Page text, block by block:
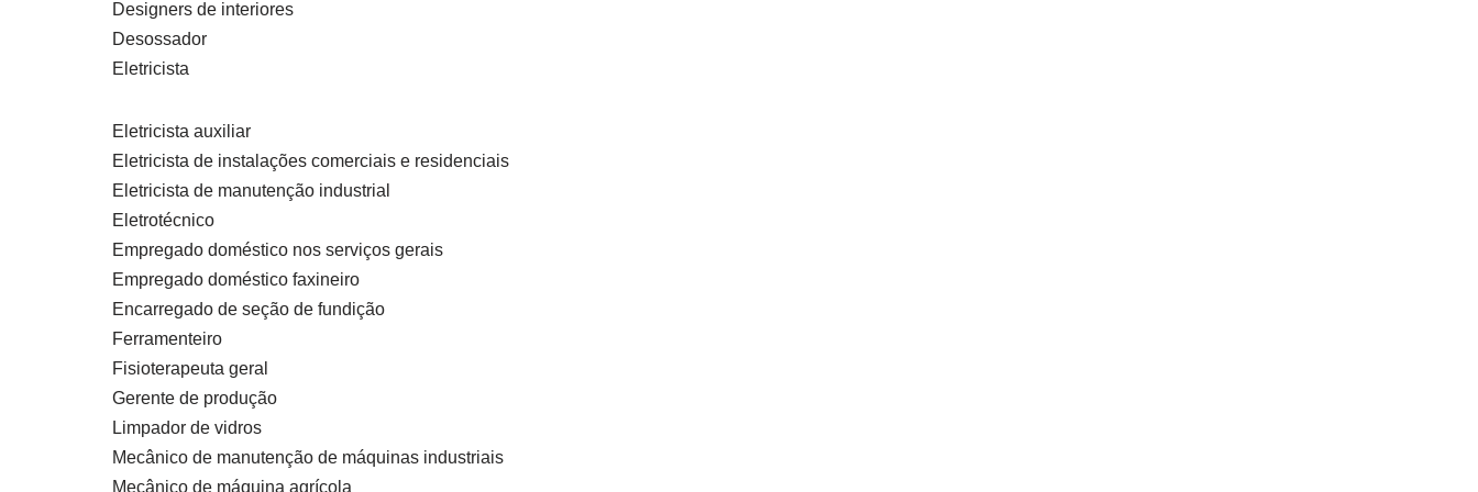
Designers de interiores
Desossador
Eletricista
Eletricista auxiliar
Eletricista de instalações comerciais e residenciais
Eletricista de manutenção industrial
Eletrotécnico
Empregado doméstico nos serviços gerais
Empregado doméstico faxineiro
Encarregado de seção de fundição
Ferramenteiro
Fisioterapeuta geral
Gerente de produção
Limpador de vidros
Mecânico de manutenção de máquinas industriais
Mecânico de máquina agrícola